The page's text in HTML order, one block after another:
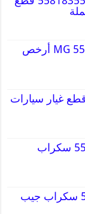
قطع غيار أم جي MG 55818355 أرخص
غيار كيا 55818355 قطع غيار سيارات
قطع غيار باجيرو 55818355 سكراب
قطع غيار جيب 55818355 سكراب جيب